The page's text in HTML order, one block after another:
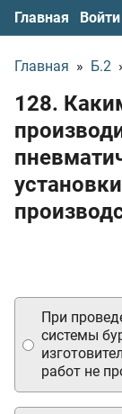
Главная Войти
Главная » Б.2
128.
При
системы
работ не